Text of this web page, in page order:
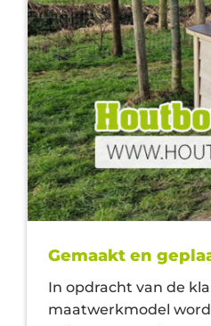
Gemaakt en
In opdracht van de
maatwerkmodel